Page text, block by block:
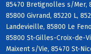
85470 Bretignolles s/Mer,
85800 Givrand, 85220 L,
Landevieille, 85800 Le
85800 St-Gilles-Croix-de-
Maixent s/Vie, 85470 St-